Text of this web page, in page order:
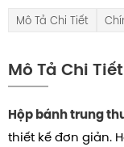
Mô Tả Chi Tiết
Mô Tả Chi Tiết
Hộp bánh trung
thiết kế đơn giản.